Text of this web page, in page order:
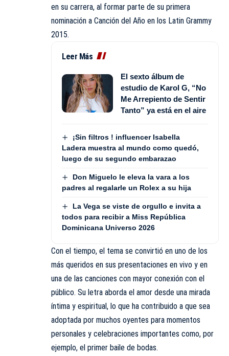
en su carrera, al formar parte de su primera
nominación a Canción del Año en los Latin Grammy
2015.
Leer Más
El sexto álbum de
estudio de Karol G, “No
Me Arrepiento de Sentir
Tanto” ya está en el aire
¡Sin filtros ! influencer Isabella
Ladera muestra al mundo como quedó,
luego de su segundo embarazao
Don Miguelo le eleva la vara a los
padres al regalarle un Rolex a su hija
La Vega se viste de orgullo e invita a
todos para recibir a Miss República
Dominicana Universo 2026
Con el tiempo, el tema se convirtió en uno de los
más queridos en sus presentaciones en vivo y en
una de las canciones con mayor conexión con el
público. Su letra aborda el amor desde una mirada
íntima y espiritual, lo que ha contribuido a que sea
adoptada por muchos oyentes para momentos
personales y celebraciones importantes como, por
ejemplo, el primer baile de bodas.